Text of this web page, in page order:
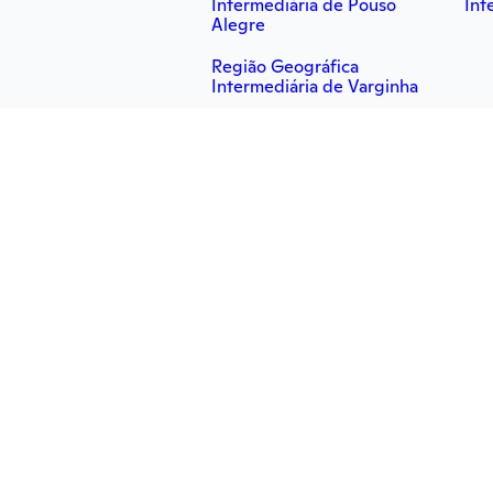
Intermediária de Pouso
Alegre
Região Geográfica
Intermediária de Varginha